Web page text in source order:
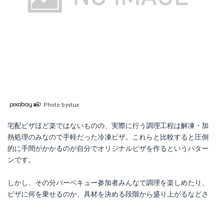
Photo bystux
宅配ピザほど楽ではないものの、実際に行う調理工程は解凍・加
熱処理のみなので手軽だった冷凍ピザ。これらと比較すると圧倒
的に手間がかかるのが自分でオリジナルピザを作るというパター
ンです。
しかし、その分バーベキュー参加者みんなで調理を楽しめたり、
ピザに何を乗せるのか、具材を決める段階から盛り上がるなどさ